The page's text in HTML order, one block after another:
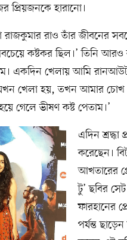
প্রিয়জনকে হারানো।
রাও তাঁর জীবনের
কষ্টকর ছিল।’ তিনি আরও
একদিন খেলায় আমি
খেলা হয়, তখন আমার চোখ
গেলে ভীষণ কষ্ট পেতাম।’
এদিন শ্রদ্ধা
করেছেন।
আখতারের
টু’ ছবির
ফারহানের
পর্যন্ত